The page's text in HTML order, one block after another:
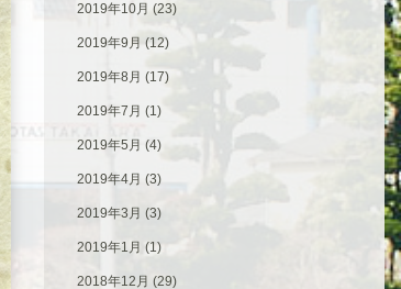
2019年10月 (23)
2019年9月 (12)
2019年8月 (17)
2019年7月 (1)
2019年5月 (4)
2019年4月 (3)
2019年3月 (3)
2019年1月 (1)
2018年12月 (29)